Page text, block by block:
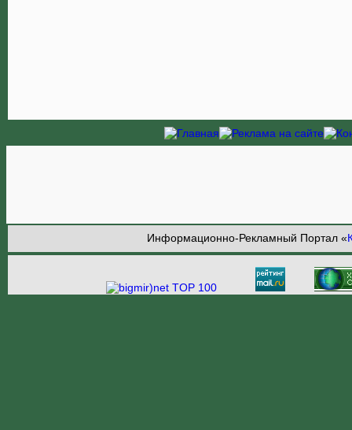
Информационно-Рекламный Портал «